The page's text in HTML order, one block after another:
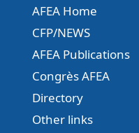
content
AFEA Home
CFP/NEWS
AFEA Publications
Congrès AFEA
Directory
Other links